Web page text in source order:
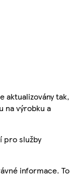
aktualizovány tak,
na výrobku a
pro služby
informace. To